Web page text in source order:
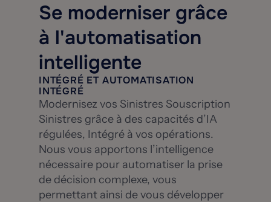
Se moderniser grâce
à l'automatisation
intelligente
INTÉGRÉ ET AUTOMATISATION
INTÉGRÉ
Modernisez vos Sinistres Souscription
Sinistres grâce à des capacités d’IA
régulées, Intégré à vos opérations.
Nous vous apportons l’intelligence
nécessaire pour automatiser la prise
de décision complexe, vous
permettant ainsi de vous développer